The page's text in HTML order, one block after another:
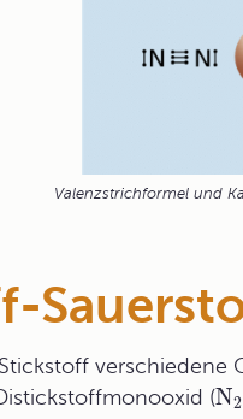
Valenzstrichformel und
verschiedene
(N2